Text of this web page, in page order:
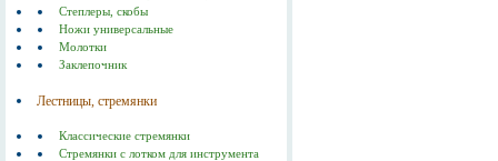
Степлеры, скобы
Ножи универсальные
Молотки
Заклепочник
Лестницы, стремянки
Классические стремянки
Стремянки с лотком для инструмента